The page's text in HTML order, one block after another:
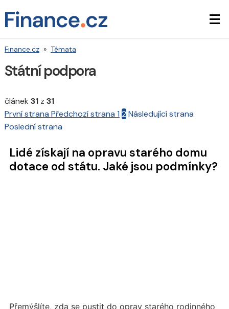
Finance.cz » Témata
Státní podpora
článek 31z 31
První strana Předchozí strana 1 2 Následující strana
Poslední strana
Lidé získají na opravu starého domu
dotace od státu. Jaké jsou podmínky?
Přemýšlíte, zda se pustit do oprav starého rodinného